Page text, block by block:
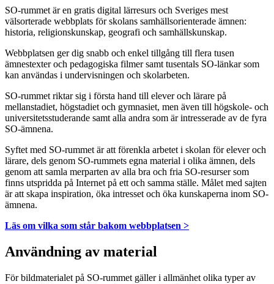
SO-rummet är en gratis digital lärresurs och Sveriges mest
välsorterade webbplats för skolans samhällsorienterade ämnen:
historia, religionskunskap, geografi och samhällskunskap.
Webbplatsen ger dig snabb och enkel tillgång till flera tusen
ämnestexter och pedagogiska filmer samt tusentals SO-länkar som
kan användas i undervisningen och skolarbeten.
SO-rummet riktar sig i första hand till elever och lärare på
mellanstadiet, högstadiet och gymnasiet, men även till högskole- och
universitetsstuderande samt alla andra som är intresserade av de fyra
SO-ämnena.
Syftet med SO-rummet är att förenkla arbetet i skolan för elever och
lärare, dels genom SO-rummets egna material i olika ämnen, dels
genom att samla merparten av alla bra och fria SO-resurser som
finns utspridda på Internet på ett och samma ställe. Målet med sajten
är att skapa inspiration, öka intresset och öka kunskaperna inom SO-
ämnena.
Läs om vilka som står bakom webbplatsen >
Användning av material
För bildmaterialet på SO-rummet gäller i allmänhet olika typer av